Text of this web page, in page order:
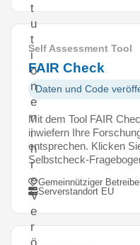
t
u
t
i
o
n
e
n
i
h
r
e
V
e
r
Self Assessment Tool
FAIR Check
Daten und Code
Mit dem Tool FAIR
inwiefern Ihre
entsprechen. Klicken
Selbstcheck-
Gemeinnütziger
Serverstandort EU